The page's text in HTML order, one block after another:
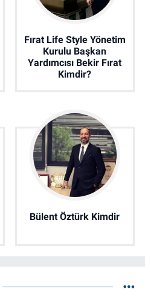
Fırat Life Style Yönetim
Kurulu Başkan
Yardımcısı Bekir Fırat
Kimdir?
Bülent Öztürk Kimdir